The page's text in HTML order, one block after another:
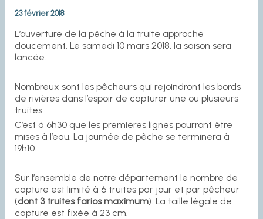
23 février 2018
L’ouverture de la pêche à la truite approche
doucement. Le samedi 10 mars 2018, la saison sera
lancée.
Nombreux sont les pêcheurs qui rejoindront les bords
de rivières dans l’espoir de capturer une ou plusieurs
truites.
C’est à 6h30 que les premières lignes pourront être
mises à l’eau. La journée de pêche se terminera à
19h10.
Sur l’ensemble de notre département le nombre de
capture est limité à 6 truites par jour et par pêcheur
(dont 3 truites farios maximum). La taille légale de
capture est fixée à 23 cm.